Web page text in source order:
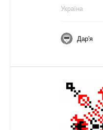
Україна
Дар'я